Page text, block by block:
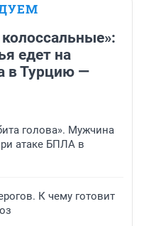
едет на
в Турцию —
голова». Мужчина
атаке БПЛА в
К чему готовит